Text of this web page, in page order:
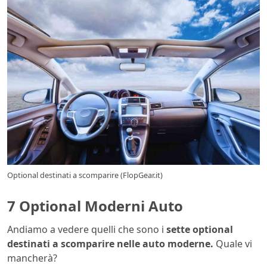
Optional destinati a scomparire (FlopGear.it)
7 Optional Moderni Auto
Andiamo a vedere quelli che sono i sette optional
destinati a scomparire nelle auto moderne. Quale vi
mancherà?